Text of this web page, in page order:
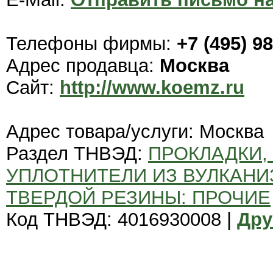
Телефоны фирмы: +7 (495)
Адрес продавца: Москва
Сайт: http://www.koemz.ru
Адрес товара/услуги: Москва
Раздел ТНВЭД:
УПЛОТНИТЕЛИ ИЗ
ТВЕРДОЙ РЕЗИНЫ: ПРОЧИЕ
Код ТНВЭД: 4016930008 |